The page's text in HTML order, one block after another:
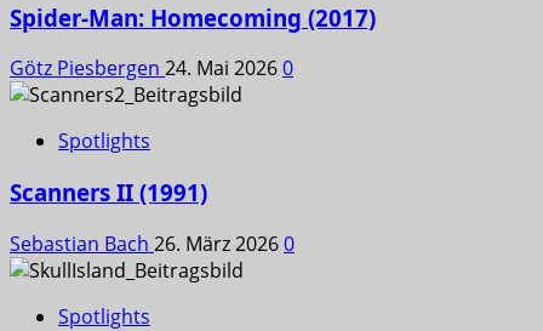
Spider-Man: Homecoming (2017)
Götz Piesbergen 24. Mai 20260
Spotlights
Scanners II (1991)
Sebastian Bach 26. März 20260
Spotlights